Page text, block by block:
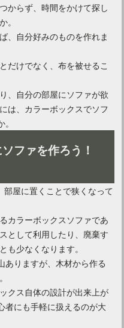
リでおすすめの商品は？
手入れが美しさを保つ鍵
からず、時間をかけて探し
。
、自分好みのものを作れま
だけでなく、布を被せるこ
、自分の部屋にソファが欲
は、カラーボックスでソフ
ファを作ろう！
屋に置くことで狭くなって
カラーボックスソファであ
として利用したり、廃棄す
も少なくなります。
ありますが、木材から作る
クス自体の設計が出来上が
者にも手軽に扱えるのが大